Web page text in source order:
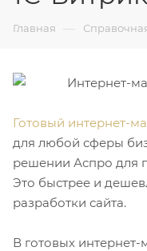
Главная —
Готовый интернет-
для любой сферы
решении Аспро для
Это быстрее и
разработки сайта.
В готовых